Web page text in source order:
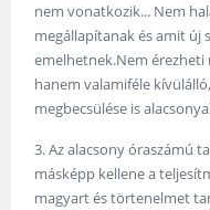
nem vonatkozik... Nem
megállapítanak és amit új
emelhetnek.Nem érezheti
hanem valamiféle
megbecsülése is
3. Az alacsony óraszámú
másképp kellene a
magyart és törtenelmet